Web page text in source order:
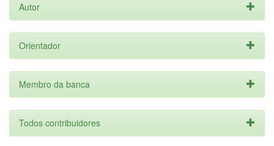
Autor
Orientador
Membro da banca
Todos contribuidores